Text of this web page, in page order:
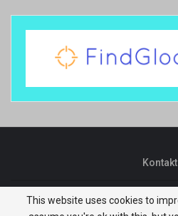
Kontakt
© 2026 - Niksic.biz. All
This website uses cookies to